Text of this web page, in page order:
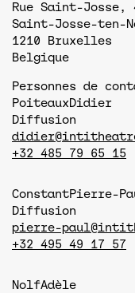
Rue Saint-Josse,
Saint-Josse-ten-
1210
Bruxelles
Belgique
Personnes de
PoiteauxDidier
Diffusion
+32 485 79 65 15
ConstantPierre-
Diffusion
pierre-
+32 495 49 17 57
NolfAdèle